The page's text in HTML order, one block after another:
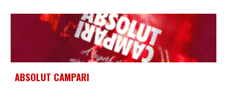
ABSOLUT CAMPARI